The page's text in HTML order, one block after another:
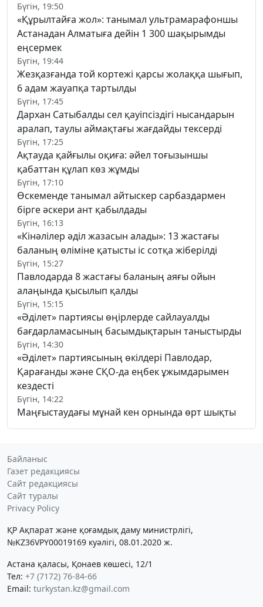
Бүгін, 19:50
«Құрылтайға жол»: танымал ультрамарафоншы
Астанадан Алматыға дейін 1 300 шақырымды
еңсермек
Бүгін, 19:44
Жезқазғанда той кортежі қарсы жолаққа шығып,
6 адам жауапқа тартылды
Бүгін, 17:45
Дархан Сатыбалды сел қауіпсіздігі нысандарын
аралап, таулы аймақтағы жағдайды тексерді
Бүгін, 17:25
Ақтауда қайғылы оқиға: әйел тоғызыншы
қабаттан құлап көз жұмды
Бүгін, 17:10
Өскеменде танымал айтыскер сарбаздармен
бірге әскери ант қабылдады
Бүгін, 16:13
«Кінәлілер әділ жазасын алады»: 13 жастағы
баланың өліміне қатысты іс сотқа жіберілді
Бүгін, 15:27
Павлодарда 8 жастағы баланың аяғы ойын
алаңында қысылып қалды
Бүгін, 15:15
«Әділет» партиясы өңірлерде сайлауалды
бағдарламасының басымдықтарын таныстырды
Бүгін, 14:30
«Әділет» партиясының өкілдері Павлодар,
Қарағанды және СҚО-да еңбек ұжымдарымен
кездесті
Бүгін, 14:22
Маңғыстаудағы мұнай кен орнында өрт шықты
Байланыс
Газет редакциясы
Сайт редакциясы
Сайт туралы
Privacy Policy
ҚР Ақпарат және қоғамдық даму министрлігі,
№KZ36VPY00019169 куәлігі, 08.01.2020 ж.
Астана қаласы, Қонаев көшесі, 12/1
Тел: +7 (7172) 76-84-66
Email: turkystan.kz@gmail.com